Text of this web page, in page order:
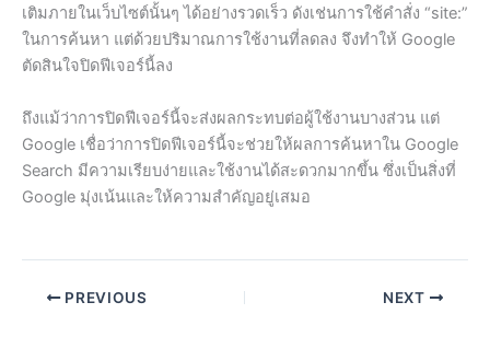
เติมภายในเว็บไซต์นั้นๆ ได้อย่างรวดเร็ว ดังเช่นการใช้คำสั่ง “site:”
ในการค้นหา แต่ด้วยปริมาณการใช้งานที่ลดลง จึงทำให้ Google
ตัดสินใจปิดฟีเจอร์นี้ลง
ถึงแม้ว่าการปิดฟีเจอร์นี้จะส่งผลกระทบต่อผู้ใช้งานบางส่วน แต่
Google เชื่อว่าการปิดฟีเจอร์นี้จะช่วยให้ผลการค้นหาใน Google
Search มีความเรียบง่ายและใช้งานได้สะดวกมากขึ้น ซึ่งเป็นสิ่งที่
Google มุ่งเน้นและให้ความสำคัญอยู่เสมอ
PREVIOUS NEXT